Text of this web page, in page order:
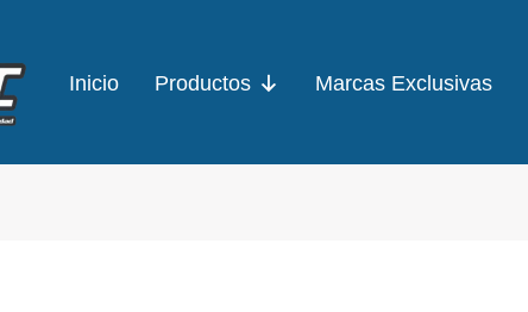
Inicio Productos Marcas Exclusivas